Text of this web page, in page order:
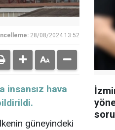
28/08/2024 13:52
insansız hava
güneyindeki